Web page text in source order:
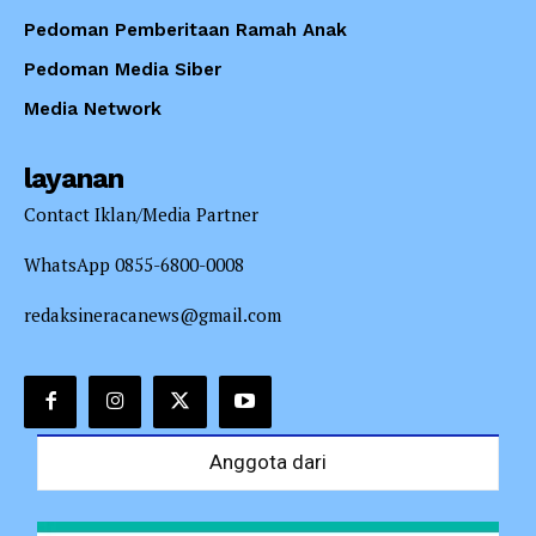
Pedoman Pemberitaan Ramah Anak
Pedoman Media Siber
Media Network
layanan
Contact Iklan/Media Partner
WhatsApp 0855-6800-0008
redaksineracanews@gmail.com
Anggota dari